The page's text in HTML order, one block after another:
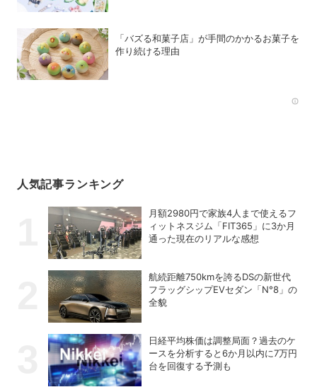
「バズる和菓子店」が手間のかかるお菓子を
作り続ける理由
人気記事ランキング
月額2980円で家族4人まで使えるフ
ィットネスジム「FIT365」に3か月
通った現在のリアルな感想
航続距離750kmを誇るDSの新世代
フラッグシップEVセダン「N°8」の
全貌
日経平均株価は調整局面？過去のケ
ースを分析すると6か月以内に7万円
台を回復する予測も